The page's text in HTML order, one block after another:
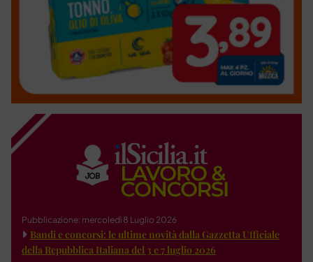
Pubblicazione: mercoledì 8 Luglio 2026
Bandi e concorsi: le ultime novità dalla Gazzetta Ufficiale
della Repubblica Italiana del 3 e 7 luglio 2026